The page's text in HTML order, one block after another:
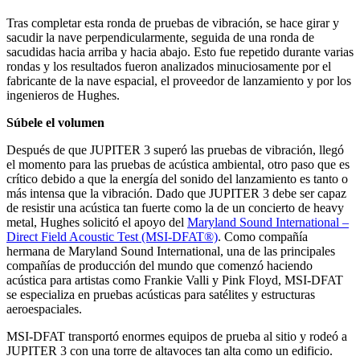
Tras completar esta ronda de pruebas de vibración, se hace girar y
sacudir la nave perpendicularmente, seguida de una ronda de
sacudidas hacia arriba y hacia abajo. Esto fue repetido durante varias
rondas y los resultados fueron analizados minuciosamente por el
fabricante de la nave espacial, el proveedor de lanzamiento y por los
ingenieros de Hughes.
Súbele el volumen
Después de que JUPITER 3 superó las pruebas de vibración, llegó
el momento para las pruebas de acústica ambiental, otro paso que es
crítico debido a que la energía del sonido del lanzamiento es tanto o
más intensa que la vibración. Dado que JUPITER 3 debe ser capaz
de resistir una acústica tan fuerte como la de un concierto de heavy
metal, Hughes solicitó el apoyo del Maryland Sound International –
Direct Field Acoustic Test (MSI-DFAT®). Como compañía
hermana de Maryland Sound International, una de las principales
compañías de producción del mundo que comenzó haciendo
acústica para artistas como Frankie Valli y Pink Floyd, MSI-DFAT
se especializa en pruebas acústicas para satélites y estructuras
aeroespaciales.
MSI-DFAT transportó enormes equipos de prueba al sitio y rodeó a
JUPITER 3 con una torre de altavoces tan alta como un edificio.